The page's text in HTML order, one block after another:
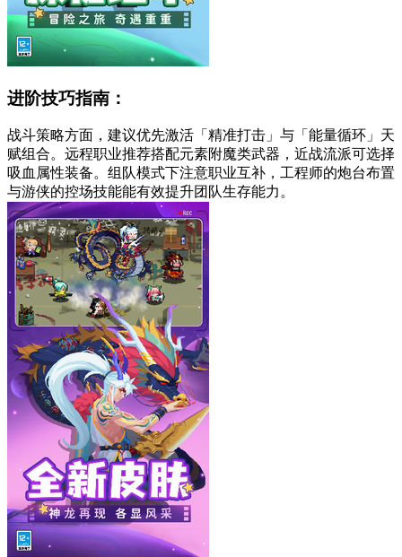
进阶技巧指南：
战斗策略方面，建议优先激活「精准打击」与「能量循环」天
赋组合。远程职业推荐搭配元素附魔类武器，近战流派可选择
吸血属性装备。组队模式下注意职业互补，工程师的炮台布置
与游侠的控场技能能有效提升团队生存能力。